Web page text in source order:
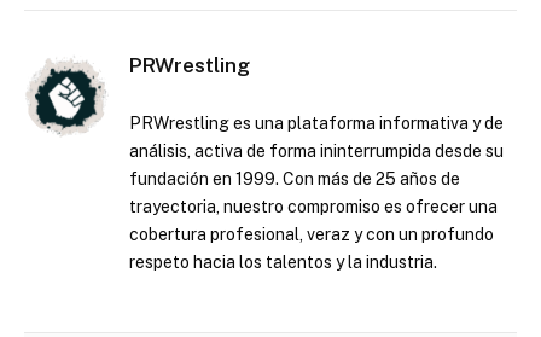
PRWrestling
PRWrestling es una plataforma informativa y de
análisis, activa de forma ininterrumpida desde su
fundación en 1999. Con más de 25 años de
trayectoria, nuestro compromiso es ofrecer una
cobertura profesional, veraz y con un profundo
respeto hacia los talentos y la industria.